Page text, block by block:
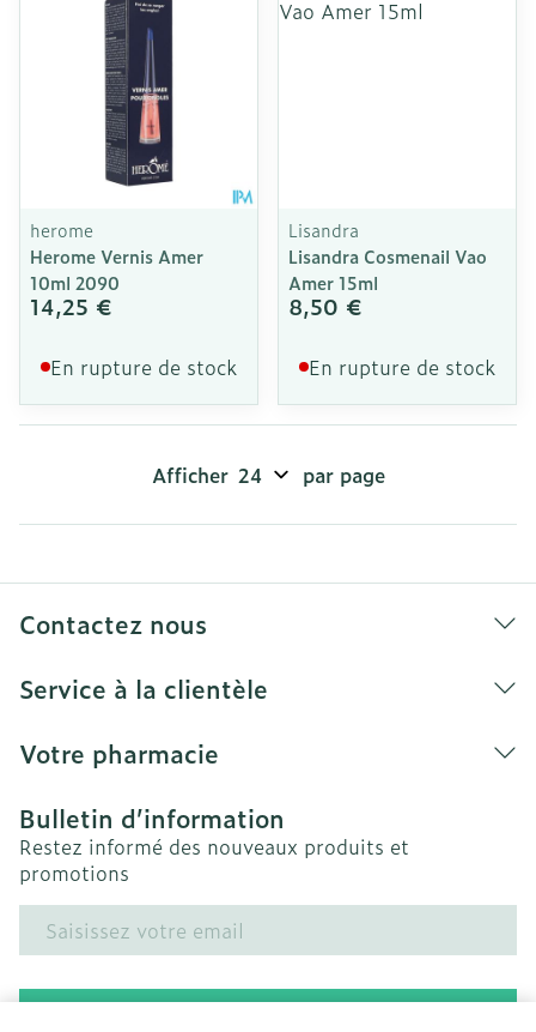
herome
Herome Vernis Amer
10ml 2090
14,25 €
En rupture de stock
Lisandra
Lisandra Cosmenail Vao
Amer 15ml
8,50 €
En rupture de stock
Afficher par page
Contactez nous
Service à la clientèle
Votre pharmacie
Bulletin d’information
Restez informé des nouveaux produits et
promotions
Adresse mail